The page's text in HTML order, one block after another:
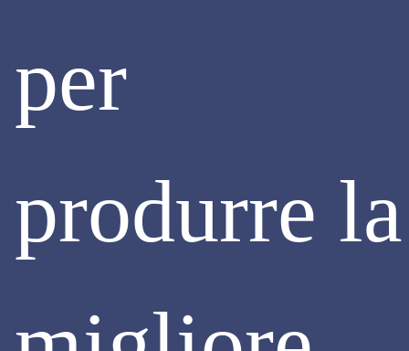
AMBIENTE E SOSTENIBILITÀ
NUOVO PORTALE SITI CONTAMINATI
(PSC-AGISCO) OPERATIVO DAL 1°
1° luglio 2024 è attivo il nuovo portale PSC-
AGISCO , coordinato da ARPA Lombardia e Regione
per
produrre la